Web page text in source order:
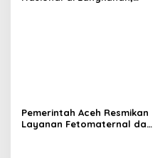
Pemerintah Aceh Resmikan
Layanan Fetomaternal dan